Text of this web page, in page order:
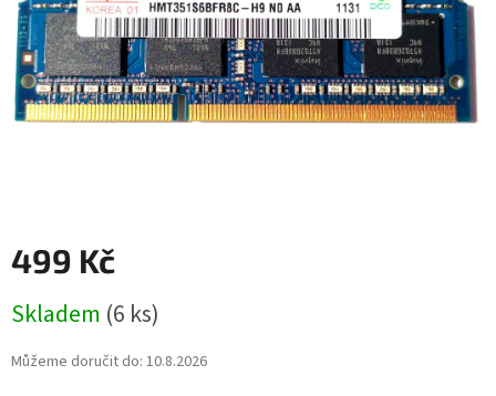
499 Kč
cena:
Skladem (6 ks)
Můžeme doručit do: 10.8.2026